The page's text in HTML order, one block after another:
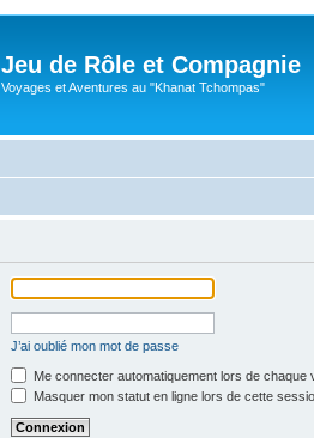
Jeu de Rôle et Compagnie
Voyages et Aventures au "Khanat Tchompas"
J’ai oublié mon mot de passe
Me connecter automatiquement lors de chaque
Masquer mon statut en ligne lors de cette